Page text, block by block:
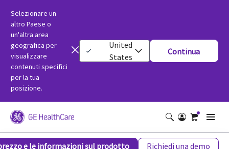
Selezionare un
altro Paese o
un'altra area
geografica per
visualizzare
contenuti specifici
per la tua
posizione.
United
States
Continua
Novii+ Wireless Patch System Fetal Monitor
e le informazioni sul prodotto Richiedi una demo